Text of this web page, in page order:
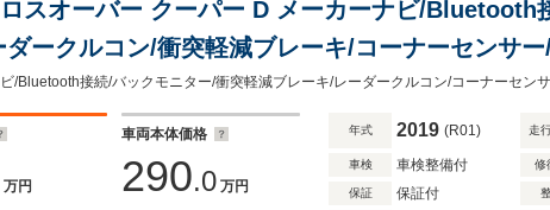
スオーバー クーパー D メーカーナビ/Bluetooth
ダークルコン/衝突軽減ブレーキ/コーナーセンサ
ッドライト/LEDフォグランプ/オートライト/純正
/Bluetooth接続/バックモニター/衝突軽減ブレーキ/レーダークルコン/コーナーセン
万円
車両本体価格
290.0 万円
年式 2019 (R01) 走
車検 車検整備付 修
保証 保証付